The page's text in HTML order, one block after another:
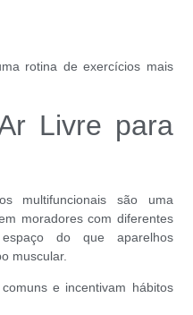
rotina de exercícios mais
Livre para
multifuncionais são uma
moradores com diferentes
do que aparelhos
muscular.
e incentivam hábitos